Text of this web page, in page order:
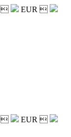
 EUR 
 EUR 